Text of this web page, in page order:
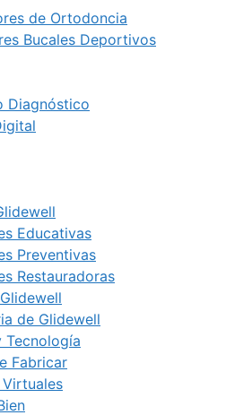
de Ortodoncia
Bucales Deportivos
Diagnóstico
Educativas
Preventivas
Restauradoras
de Glidewell
Tecnología
Fabricar